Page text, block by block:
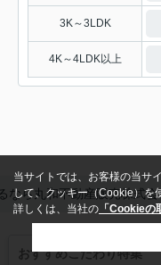
3K～3LDK
4K～4LDK以上
なら丸和不動産販売株式会
おすすめこだわり特集
当サイトでは、お客様の当サ
して、クッキー（Cookie）を
詳しくは、当社の 「Cookieの